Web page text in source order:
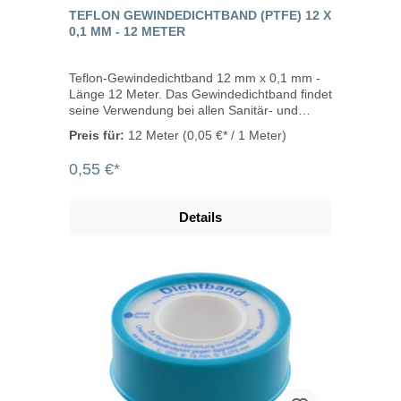
TEFLON GEWINDEDICHTBAND (PTFE) 12 X
0,1 MM - 12 METER
Teflon-Gewindedichtband 12 mm x 0,1 mm -
Länge 12 Meter. Das Gewindedichtband findet
seine Verwendung bei allen Sanitär- und
Warmwasserbereich.
Preis für: 12 Meter (0,05 €* / 1 Meter)
0,55 €*
Details